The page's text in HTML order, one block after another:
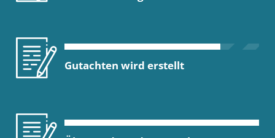
Gutachten wird erstellt